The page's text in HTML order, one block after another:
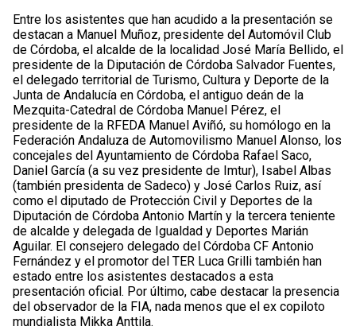
Entre los asistentes que han acudido a la presentación se
destacan a Manuel Muñoz, presidente del Automóvil Club
de Córdoba, el alcalde de la localidad José María Bellido, el
presidente de la Diputación de Córdoba Salvador Fuentes,
el delegado territorial de Turismo, Cultura y Deporte de la
Junta de Andalucía en Córdoba, el antiguo deán de la
Mezquita-Catedral de Córdoba Manuel Pérez, el
presidente de la RFEDA Manuel Aviñó, su homólogo en la
Federación Andaluza de Automovilismo Manuel Alonso, los
concejales del Ayuntamiento de Córdoba Rafael Saco,
Daniel García (a su vez presidente de Imtur), Isabel Albas
(también presidenta de Sadeco) y José Carlos Ruiz, así
como el diputado de Protección Civil y Deportes de la
Diputación de Córdoba Antonio Martín y la tercera teniente
de alcalde y delegada de Igualdad y Deportes Marián
Aguilar. El consejero delegado del Córdoba CF Antonio
Fernández y el promotor del TER Luca Grilli también han
estado entre los asistentes destacados a esta
presentación oficial. Por último, cabe destacar la presencia
del observador de la FIA, nada menos que el ex copiloto
mundialista Mikka Anttila.